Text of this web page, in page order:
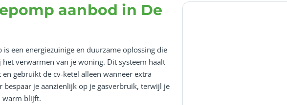
aanbod in De
een energiezuinige en duurzame oplossing die
verwarmen van je woning. Dit systeem haalt
gebruikt de cv-ketel alleen wanneer extra
je aanzienlijk op je gasverbruik, terwijl je
warm blijft.